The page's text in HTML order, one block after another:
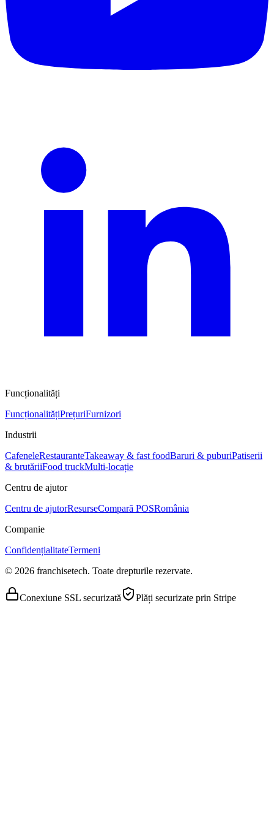
Funcționalități
FuncționalitățiPrețuriFurnizori
Industrii
CafeneleRestauranteTakeaway & fast foodBaruri & puburiPatiserii
& brutăriiFood truckMulti-locație
Centru de ajutor
Centru de ajutorResurseCompară POSRomânia
Companie
ConfidențialitateTermeni
© 2026 franchisetech. Toate drepturile rezervate.
Conexiune SSL securizată Plăți securizate prin Stripe